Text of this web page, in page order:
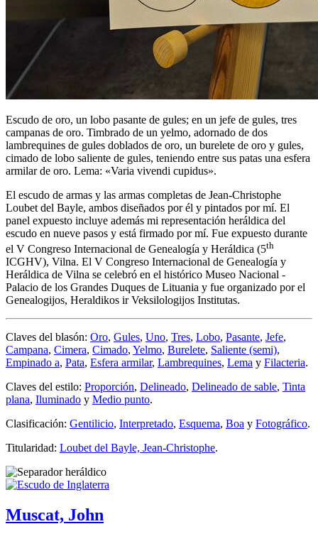
Escudo de oro, un lobo pasante de gules; en un jefe de gules, tres
campanas de oro. Timbrado de un yelmo, adornado de dos
lambrequines de gules doblados de oro, un burelete de oro y gules,
cimado de lobo saliente de gules, teniendo entre sus patas una esfera
armilar de oro. Lema: «Varia vivendi cupidus».
El escudo de armas y las armas completas de Jean-Christophe
Loubet del Bayle, ambos diseñados por él y pintados por mí. El
panel expuesto incluye además mi representación heráldica del
escudo en nueve pasos y está firmado por mí. Fue expuesto durante
el V Congreso Internacional de Genealogía y Heráldica (5th
ICGHV), Vilna. El V Congreso Internacional de Genealogía y
Heráldica de Vilna se celebró en el histórico Museo Nacional -
Palacio de los Grandes Duques de Lituania y fue organizado por el
Genealogijos, Heraldikos ir Veksilologijos Institutas.
Claves del blasón: Oro, Gules, Uno, Tres, Lobo, Pasante, Jefe,
Campana, Cimera, Cimado, Yelmo, Burelete, Saliente (semi),
Empinado a, Pata, Esfera armilar, Lambrequines, Lema y Filacteria.
Claves del estilo: Proporción, Delineado, Delineado de sable, Tinta
plana, Iluminado y Medio punto.
Clasificación: Gentilicio, Interpretado, Esquema, Boa y Fotográfico.
Titularidad: Loubet del Bayle, Jean-Christophe.
Muscat, John